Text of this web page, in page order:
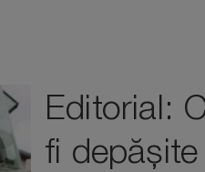
Editorial:
fi